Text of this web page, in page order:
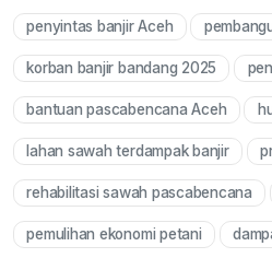
penyintas banjir Aceh
korban banjir bandang 2025
bantuan pascabencana Aceh
lahan sawah terdampak banjir
rehabilitasi sawah pascabencana
pemulihan ekonomi petani